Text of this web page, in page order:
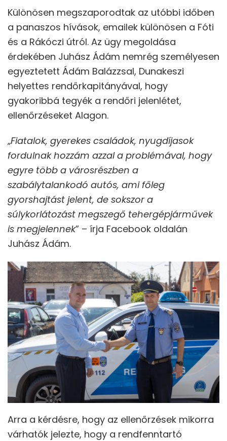
Különösen megszaporodtak az utóbbi időben
a panaszos hívások, emailek különösen a Fóti
és a Rákóczi útról. Az ügy megoldása
érdekében Juhász Ádám nemrég személyesen
egyeztetett Ádám Balázzsal, Dunakeszi
helyettes rendőrkapitányával, hogy
gyakoribbá tegyék a rendőri jelenlétet,
ellenőrzéseket Alagon.
„Fiatalok, gyerekes családok, nyugdíjasok
fordulnak hozzám azzal a problémával, hogy
egyre több a városrészben a
szabálytalankodó autós, ami főleg
gyorshajtást jelent, de sokszor a
súlykorlátozást megszegő tehergépjárművek
is megjelennek” – írja Facebook oldalán
Juhász Ádám.
Arra a kérdésre, hogy az ellenőrzések mikorra
várhatók jelezte, hogy a rendfenntartó